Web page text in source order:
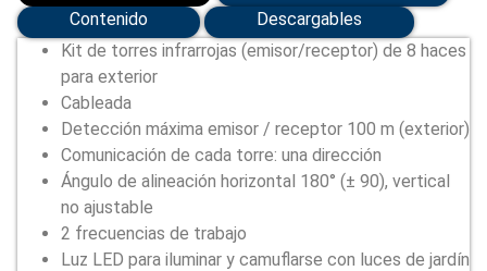
Contenido
Descargables
Kit de torres infrarrojas (emisor/receptor) de 8 haces
para exterior
Cableada
Detección máxima emisor / receptor 100 m (exterior)
Comunicación de cada torre: una dirección
Ángulo de alineación horizontal 180° (± 90), vertical
no ajustable
2 frecuencias de trabajo
Luz LED para iluminar y camuflarse con luces de jardín